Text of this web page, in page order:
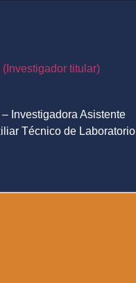
titular)
Investigadora Asistente
Técnico de Laboratorio